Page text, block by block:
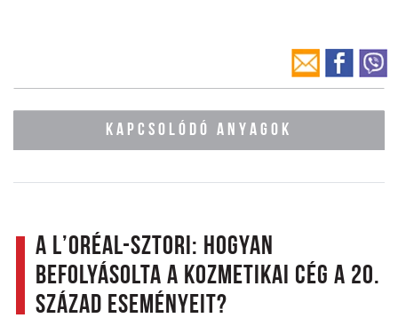
KAPCSOLÓDÓ ANYAGOK
A l’Oréal-sztori: Hogyan
befolyásolta a kozmetikai cég a 20.
század eseményeit?